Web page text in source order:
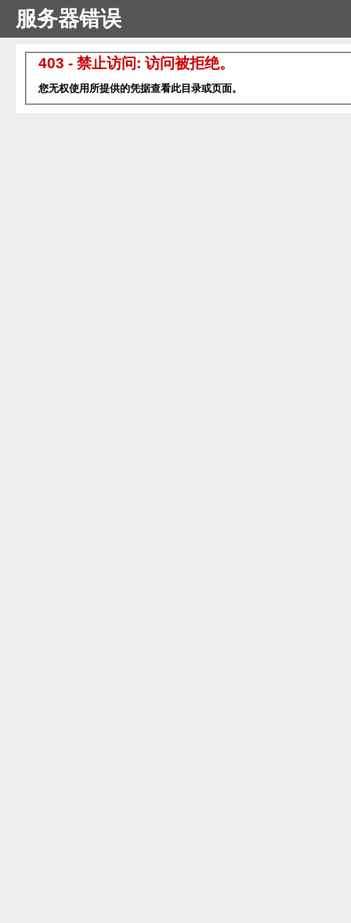
服务器错误
403 - 禁止访问: 访问被拒绝。
您无权使用所提供的凭据查看此目录或页面。